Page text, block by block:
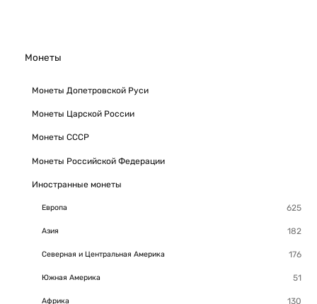
Монеты
Монеты Допетровской Руси
Монеты Царской России
Монеты СССР
Монеты Российской Федерации
Иностранные монеты
Европа
Азия
Северная и Центральная Америка
Южная Америка
Африка